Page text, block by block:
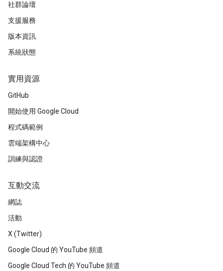
社群論壇
支援服務
版本資訊
系統狀態
實用資源
GitHub
開始使用 Google Cloud
程式碼範例
雲端架構中心
訓練與認證
互動交流
網誌
活動
X (Twitter)
Google Cloud 的 YouTube 頻道
Google Cloud Tech 的 YouTube 頻道